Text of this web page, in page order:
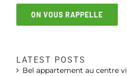
ON VOUS RAPPELLE
LATEST POSTS
Bel appartement au centre